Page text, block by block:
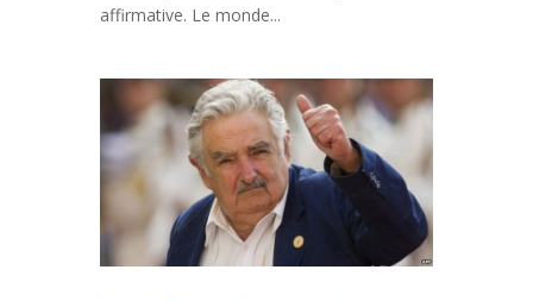
affirmative. Le monde...